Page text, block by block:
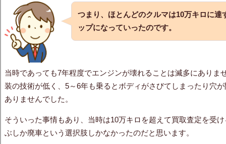
つまり、ほとんどのクルマは10万キロに達
ップになっていったのです。
当時であっても7年程度でエンジンが壊れることは滅多にありま
装の技術が低く、5～6年も乗るとボディがさびてしまったり穴
ありませんでした。
そういった事情もあり、当時は10万キロを超えて買取査定を受
ぶしか廃車という選択肢しかなかったのだと思います。